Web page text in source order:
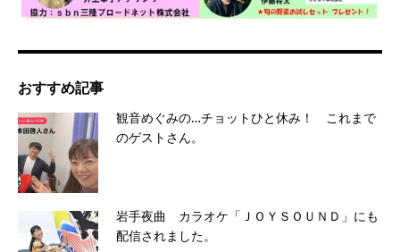
おすすめ記事
観音めぐみの…チョットひと休み！ これまで
のゲストさん。
岩手夜曲 カラオケ「ＪＯＹＳＯＵＮＤ」にも
配信されました。